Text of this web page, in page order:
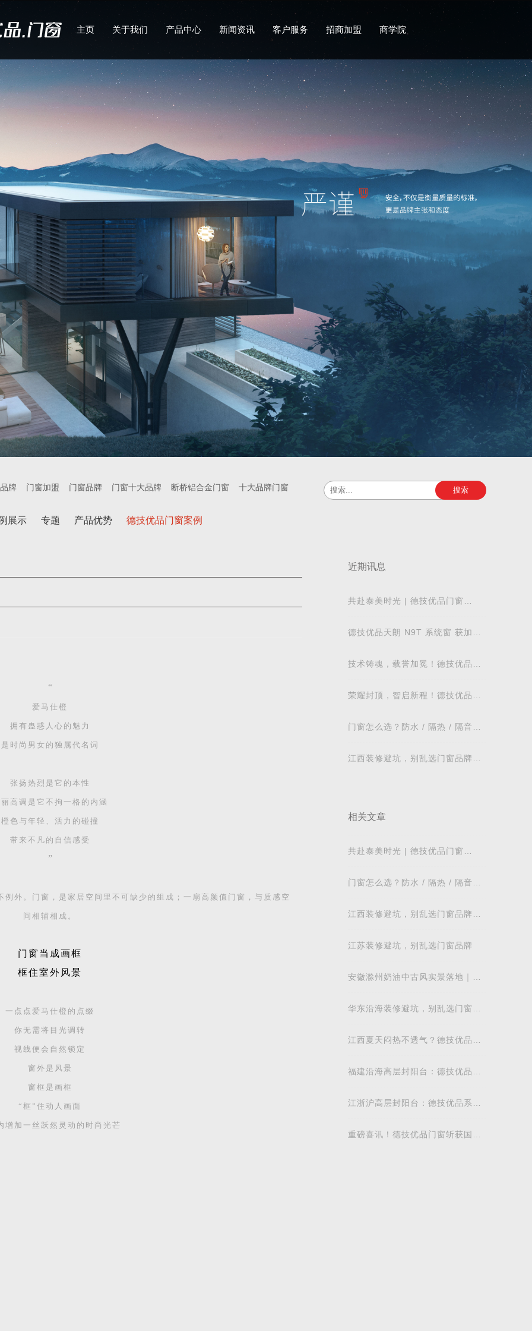
主页 关于我们 产品中心 新闻资讯 客户服务 招商加盟 商学院
牌 门窗加盟 门窗品牌 门窗十大品牌 断桥铝合金门窗 十大品牌门窗 搜索
展示 专题 产品优势 德技优品门窗案例
“
爱马仕橙
拥有蛊惑人心的魅力
是时尚男女的独属代名词
张扬热烈是它的本性
高调是它不拘一格的内涵
橙色与年轻、活力的碰撞
带来不凡的自信感受
”
外。门窗，是家居空间里不可缺少的组成；一扇高颜值门窗，与质感空
间相辅相成。
门窗当成画框
框住室外风景
一点点爱马仕橙的点缀
你无需将目光调转
视线便会自然锁定
窗外是风景
窗框是画框
“框”住动人画面
增加一丝跃然灵动的时尚光芒
近期讯息
共赴泰美时光 | 德技优品门窗
德技优品天朗 N9T 系统窗 获加拿
技术铸魂，载誉加冕！德技优品门
荣耀封顶，智启新程！德技优品门
标杆
门窗怎么选？防水 / 隔热 / 隔音需
业
江西装修避坑，别乱选门窗品牌，
相关文章
共赴泰美时光 | 德技优品门窗
门窗怎么选？防水 / 隔热 / 隔音需
业
江西装修避坑，别乱选门窗品牌，
江苏装修避坑，别乱选门窗品牌
安徽滁州奶油中古风实景落地｜德
华东沿海装修避坑，别乱选门窗品
江西夏天闷热不透气？德技优品微
福建沿海高层封阳台：德技优品安
江浙沪高层封阳台：德技优品系统
重磅喜讯！德技优品门窗斩获国际